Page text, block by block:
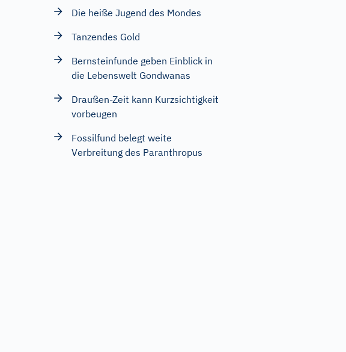
Die heiße Jugend des Mondes
Tanzendes Gold
Bernsteinfunde geben Einblick in
die Lebenswelt Gondwanas
Draußen-Zeit kann Kurzsichtigkeit
vorbeugen
Fossilfund belegt weite
Verbreitung des Paranthropus